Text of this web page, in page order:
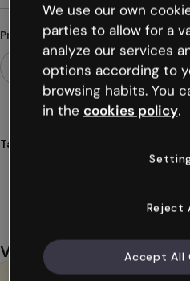
Procurando algo diferente?
Tags
smart
Você também pode
We use our own
parties to allow for a
analyze our services
options according to
browsing habits. You
in the cookies policy.
Reject
Accept All